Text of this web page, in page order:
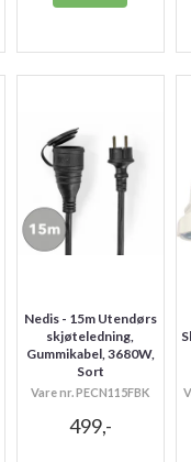
Nedis - 15m Utendørs
skjøteledning,
Gummikabel, 3680W,
Sort
Vare nr. PECN115FBK
499,-